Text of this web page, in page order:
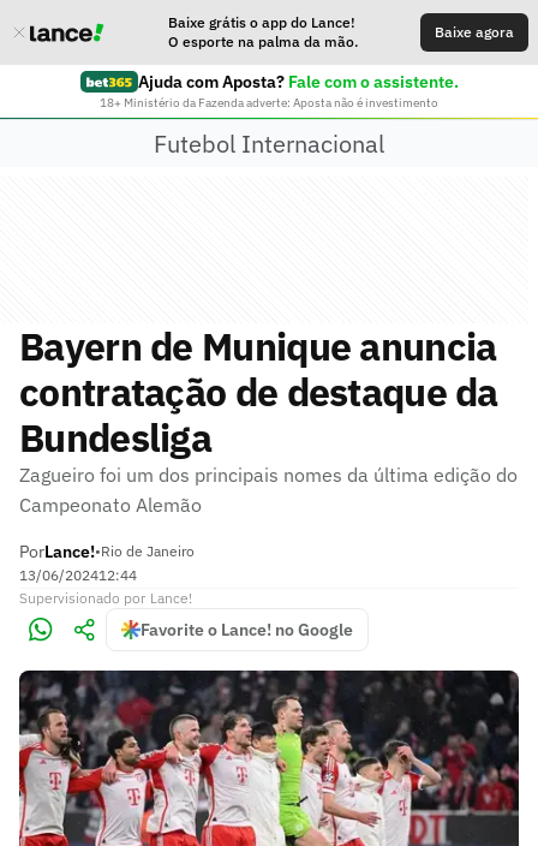
Baixe grátis o app do Lance!
O esporte na palma da mão.
Baixe agora
Ajuda com Aposta? Fale com o assistente.
18+ Ministério da Fazenda adverte: Aposta não é investimento
Futebol Internacional
Bayern de Munique anuncia
contratação de destaque da
Bundesliga
Zagueiro foi um dos principais nomes da última edição do
Campeonato Alemão
PorLance!•Rio de Janeiro
13/06/202412:44
Supervisionado por Lance!
Favorite o Lance! no Google